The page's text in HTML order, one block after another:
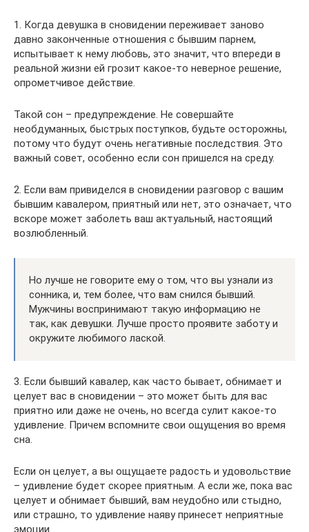
1. Когда девушка в сновидении переживает заново
давно законченные отношения с бывшим парнем,
испытывает к нему любовь, это значит, что впереди в
реальной жизни ей грозит какое-то неверное решение,
опрометчивое действие.
Такой сон – предупреждение. Не совершайте
необдуманных, быстрых поступков, будьте осторожны,
потому что будут очень негативные последствия. Это
важный совет, особенно если сон пришелся на среду.
2. Если вам привиделся в сновидении разговор с вашим
бывшим кавалером, приятный или нет, это означает, что
вскоре может заболеть ваш актуальный, настоящий
возлюбленный.
Но лучше не говорите ему о том, что вы узнали из
сонника, и, тем более, что вам снился бывший.
Мужчины воспринимают такую информацию не
так, как девушки. Лучше просто проявите заботу и
окружите любимого лаской.
3. Если бывший кавалер, как часто бывает, обнимает и
целует вас в сновидении – это может быть для вас
приятно или даже не очень, но всегда сулит какое-то
удивление. Причем вспомните свои ощущения во время
сна.
Если он целует, а вы ощущаете радость и удовольствие
– удивление будет скорее приятным. А если же, пока вас
целует и обнимает бывший, вам неудобно или стыдно,
или страшно, то удивление наяву принесет неприятные
эмоции.